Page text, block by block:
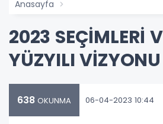
Anasayfa
2023 SEÇİMLERİ
YÜZYILI VİZYONU
638 OKUNMA 06-04-2023 10:44